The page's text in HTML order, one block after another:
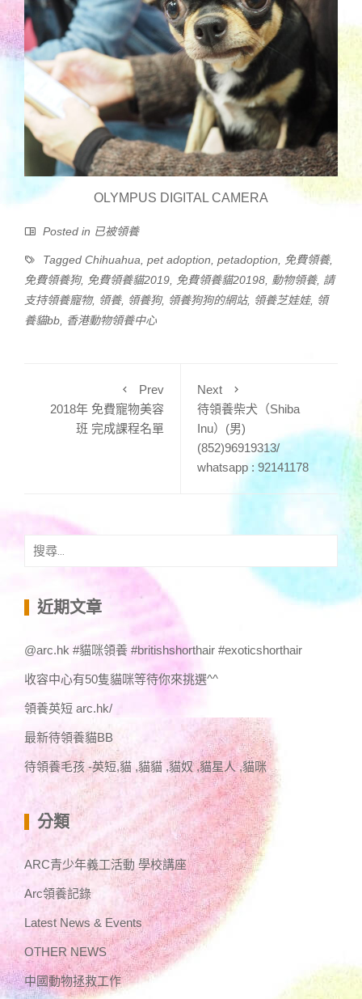
OLYMPUS DIGITAL CAMERA
Posted in 已被領養
Tagged Chihuahua, pet adoption, petadoption, 免費領養,
免費領養狗, 免費領養貓2019, 免費領養貓20198, 動物領養, 請
支持領養寵物, 領養, 領養狗, 領養狗狗的網站, 領養芝娃娃, 領
養貓bb, 香港動物領養中心
Prev
2018年 免費寵物美容
班 完成課程名單
Next
待領養柴犬（Shiba
Inu）(男)
(852)96919313/
whatsapp : 92141178
搜
鍵 近期文章
@arc.hk #貓咪領養 #britishshorthair #exoticshorthair
收容中心有50隻貓咪等待你來挑選^^
領養英短 arc.hk/
最新待領養貓BB
待領養毛孩 -英短,貓 ,貓貓 ,貓奴 ,貓星人 ,貓咪
分類
ARC青少年義工活動 學校講座
Arc領養記錄
Latest News & Events
OTHER NEWS
中國動物拯救工作